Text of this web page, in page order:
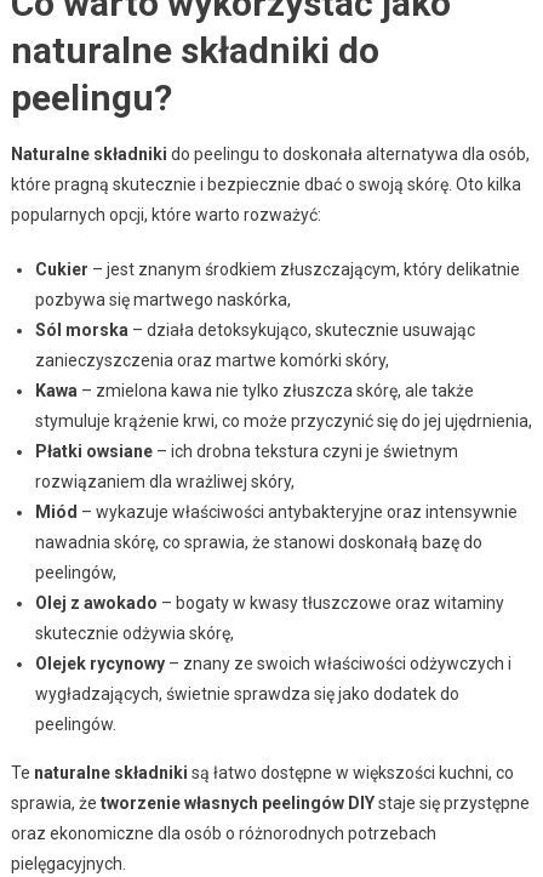
naturalne składniki do
peelingu?
Naturalne składniki do peelingu to doskonała alternatywa dla osób,
które pragną skutecznie i bezpiecznie dbać o swoją skórę. Oto kilka
popularnych opcji, które warto rozważyć:
Cukier – jest znanym środkiem złuszczającym, który delikatnie
pozbywa się martwego naskórka,
Sól morska – działa detoksykująco, skutecznie usuwając
zanieczyszczenia oraz martwe komórki skóry,
Kawa – zmielona kawa nie tylko złuszcza skórę, ale także
stymuluje krążenie krwi, co może przyczynić się do jej ujędrnienia,
Płatki owsiane– ich drobna tekstura czyni je świetnym
rozwiązaniem dla wrażliwej skóry,
Miód – wykazuje właściwości antybakteryjne oraz intensywnie
nawadnia skórę, co sprawia, że stanowi doskonałą bazę do
peelingów,
Olej z awokado – bogaty w kwasy tłuszczowe oraz witaminy
skutecznie odżywia skórę,
Olejek rycynowy– znany ze swoich właściwości odżywczych i
wygładzających, świetnie sprawdza się jako dodatek do
peelingów.
Te naturalne składniki są łatwo dostępne w większości kuchni, co
sprawia, że tworzenie własnych peelingów DIYstaje się przystępne
oraz ekonomiczne dla osób o różnorodnych potrzebach
pielęgacyjnych.